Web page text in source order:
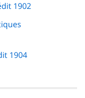
1902
1904